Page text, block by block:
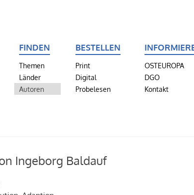
FINDEN
Themen
Länder
Autoren
BESTELLEN
Print
Digital
Probelesen
OSTEUROPA
DGO
Kontakt
Ingeborg Baldauf